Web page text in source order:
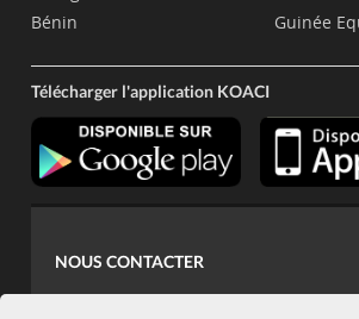
Bénin
Guinée
Télécharger l'application KOACI
NOUS CONTACTER